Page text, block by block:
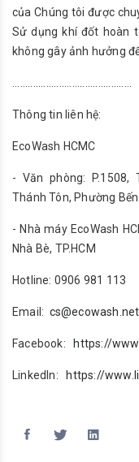
của Chúng tôi được
Sử dụng khí đốt hoàn
không gây ảnh hưởng
Thông tin liên hệ:
EcoWash HCMC
- Văn phòng: P.1508,
Thánh Tôn, Phường
- Nhà máy EcoWash
Nhà Bè, TP.HCM
Hotline: 0906 981 113
Email:
Facebook:https://
LinkedIn:https://